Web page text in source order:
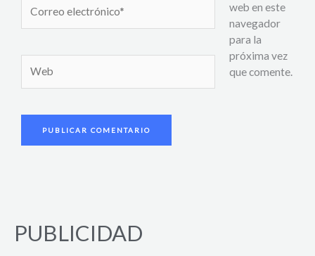
electrónico*
web en este
navegador
para la
próxima vez
que comente.
PUBLICIDAD